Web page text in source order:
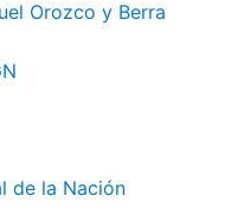
Orozco y Berra
de la Nación